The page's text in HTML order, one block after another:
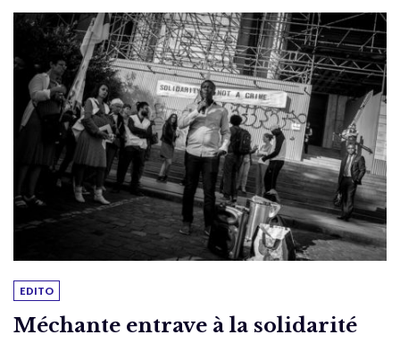
EDITO
Méchante entrave à la solidarité